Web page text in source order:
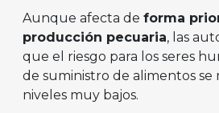
Aunque afecta de forma
producción pecuaria, las
que el riesgo para los seres
de suministro de alimentos se
niveles muy bajos.